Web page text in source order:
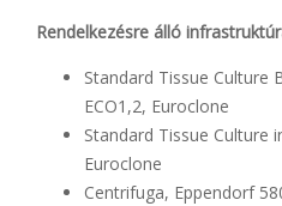
Rendelkezésre álló
Standard Tissue Culture
ECO1,2, Euroclone
Standard Tissue Culture
Euroclone
Centrifuga, Eppendorf